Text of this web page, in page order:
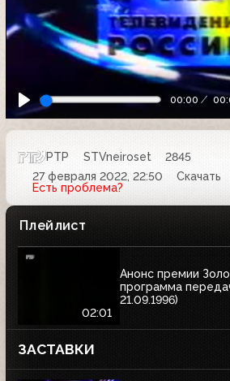
00:00
РТР STVneiroset
2845
27 февраля 2022, 22:50
Скачать
Есть проблема?
Плейлист
02:01
Анонс премии
программа
21.09.1996)
ЗАСТАВКИ